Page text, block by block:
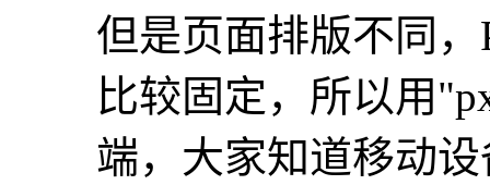
但是页面排版不同
比较固定，所以用
端，大家知道移动